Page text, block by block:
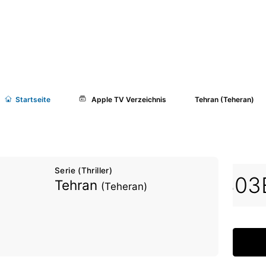
Startseite Apple TV Verzeichnis Tehran (Teheran)
Serie (Thriller)
Tehran (Teheran)
S03E02 S03E03